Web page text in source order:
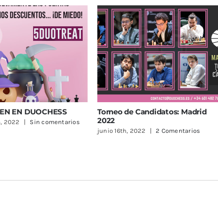
EN DUOCHESS
2022 Sin comentarios
Torneo de Candidatos: Madrid
2022
junio 16th, 2022 2 Comentarios